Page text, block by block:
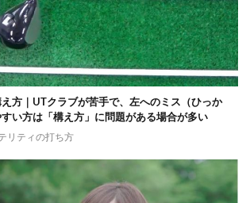
方｜UTクラブが苦手で、左へのミス（ひっか
い方は「構え方」に問題がある場合が多い
リティの打ち方